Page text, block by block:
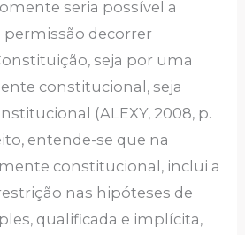
seria possível a
permissão decorrer
seja por uma
constitucional, seja
(ALEXY, 2008, p.
entende-se que na
constitucional, inclui a
nas hipóteses de
qualificada e implícita,